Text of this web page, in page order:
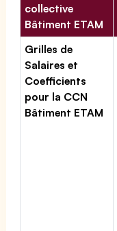
collective
Bâtiment ETAM
Grilles de
Salaires et
Coefficients
pour la CCN
Bâtiment ETAM